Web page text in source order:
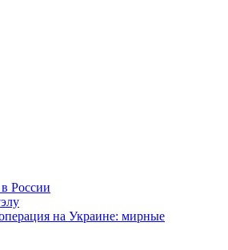
России
на Украине: мирные